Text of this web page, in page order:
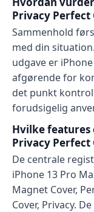
Privacy Perfect
Sammenhold
med din
udgave er
afgørende for
det punkt
forudsigelig
Hvilke features
Privacy Perfect
De centrale
iPhone 13 Pro
Magnet Cover,
Cover, Privacy.